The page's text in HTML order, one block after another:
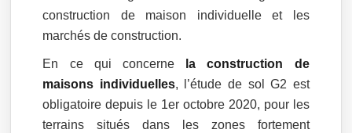
construction de maison individuelle et les
marchés de construction.
En ce qui concerne
la construction de
maisons individuelles, l’étude de sol G2 est
obligatoire depuis le 1er octobre 2020, pour les
terrains situés dans les zones fortement